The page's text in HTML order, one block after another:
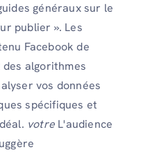
généraux sur le
publier ». Les
Facebook de
algorithmes
vos données
spécifiques et
votre L'audience